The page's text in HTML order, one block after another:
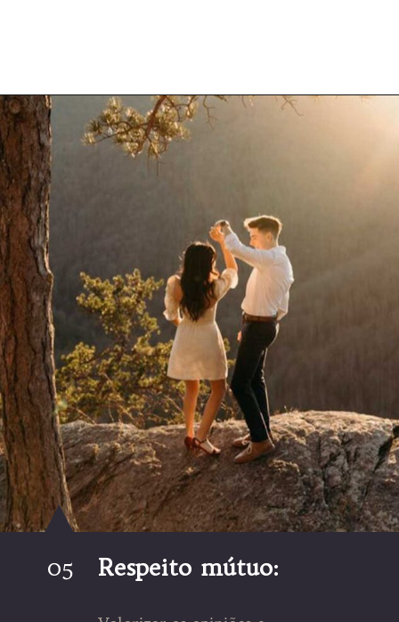
Opening
Respeito mútuo:
05